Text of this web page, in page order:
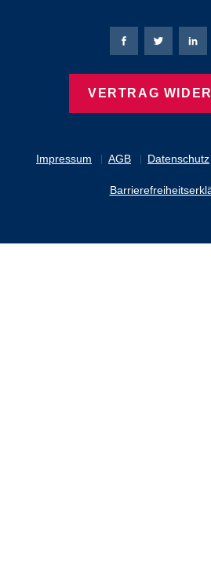
Impressum AGB Datenschutz
Bierbaum-
VERTRAG